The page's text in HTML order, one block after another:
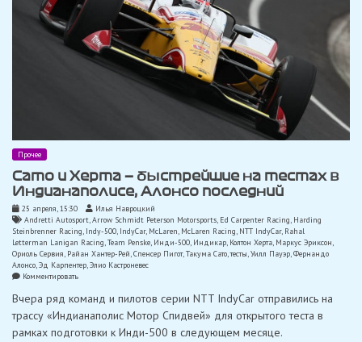
Прочее
Сато и Херта — быстрейшие на тестах в
Индианаполисе, Алонсо последний
25 апреля, 15:30
Илья Навроцкий
Andretti Autosport Arrow Schmidt Peterson Motorsports Ed Carpenter Racing Harding
Steinbrenner Racing Indy-500 IndyCar, McLaren McLaren Racing NTT IndyCar, Rahal
Letterman Lanigan Racing Team Penske Инди-500 Индикар Колтон Херта Маркус Эриксон
Ориоль Сервия Райан Хантер-Рей Спенсер Пигот, Такума Сато ,тесты Уилл Пауэр Фернандо
Алонсо Эд Карпентер Элио Кастроневес
Комментироватьon
и
—
быстрейшие
Вчера ряд команд и пилотов серии NTT IndyCar отправились на
трассу «Индианаполис Мотор Спидвей» для открытого теста в
рамках подготовки к Инди-500 в следующем месяце.